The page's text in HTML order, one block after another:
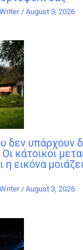
/August 3, 2026
δεν υπάρχουν
κάτοικοι
η εικόνα
/August 3, 2026